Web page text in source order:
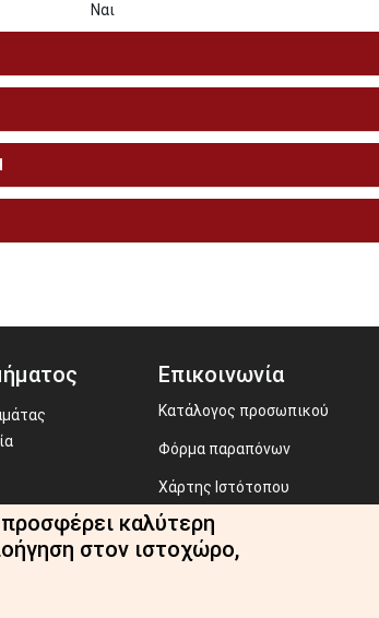
Ναι
Επικοινωνία
Κατάλογος προσωπικού
Φόρμα παραπόνων
Χάρτης Ιστότοπου
Webmaster
RSS
καλύτερη
στον ιστοχώρο,